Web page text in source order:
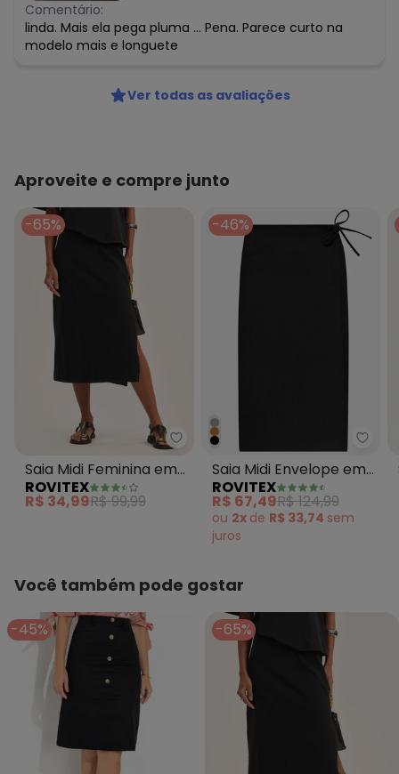
Comentário:
linda. Mais ela pega pluma ... Pena. Parece curto na
modelo mais e longuete
Ver todas as avaliações
Aproveite e compre junto
-65%
Rovitex - Saia Midi Feminina
Saia Midi Feminina em
Malhão Preto
ROVITEX
R$ 34,99R$ 99,99
-46%
Saia Midi Envelope em
Malhão Preto
ROVITEX
R$ 67,49R$ 124,99
ou 2x de R$ 33,74 sem
juros
Você também pode gostar
-45% -65%